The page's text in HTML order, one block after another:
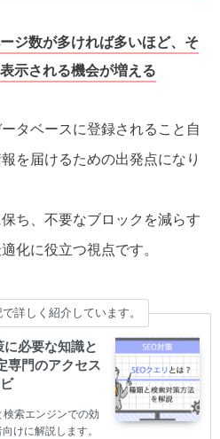
ジ数が多ければ多いほど、そ
示される機会が増える
タベースに登録されること自
を届けるための出発点になり
ち、不要なブロックを減らす
化に役立つ視点です。
詳しく紹介しています。
必要な知識と
専門のアクセス
索エンジンでの効
けに解説します。